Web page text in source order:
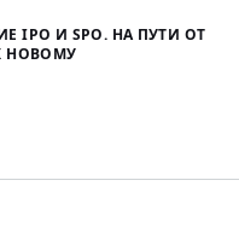
IPO И SPO. НА ПУТИ ОТ
НОВОМУ